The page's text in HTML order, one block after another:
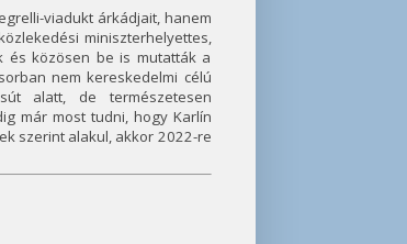
viadukt árkádjait, hanem
miniszterhelyettes,
és közösen be is mutatták a
nem kereskedelmi célú
alatt, de természetesen
már most tudni, hogy Karlín
szerint alakul, akkor 2022-re